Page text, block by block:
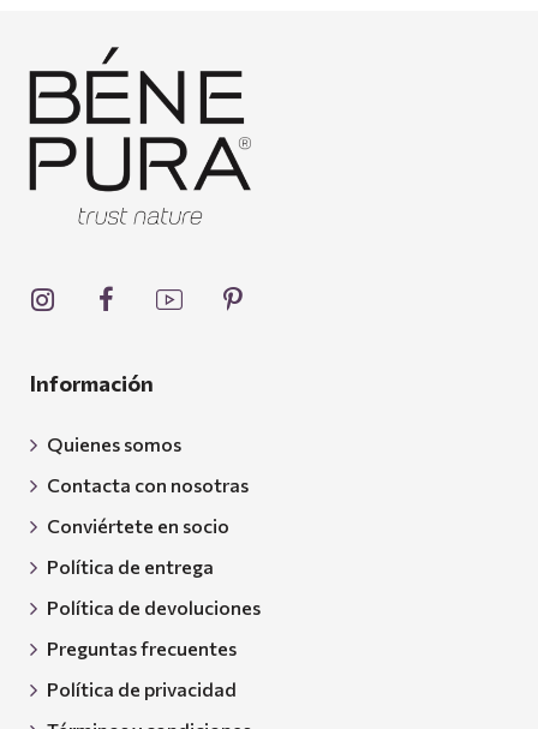
Información
Quienes somos
Contacta con nosotras
Conviértete en socio
Política de entrega
Política de devoluciones
Preguntas frecuentes
Política de privacidad